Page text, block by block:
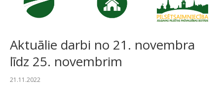
Aktuālie darbi no 21. novembra
līdz 25. novembrim
21.11.2022